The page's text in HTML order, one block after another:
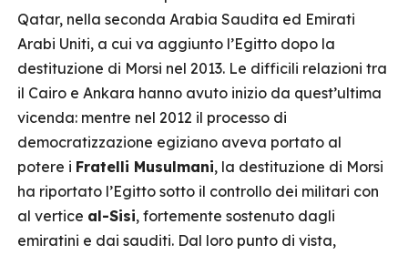
Qatar, nella seconda Arabia Saudita ed Emirati
Arabi Uniti, a cui va aggiunto l’Egitto dopo la
destituzione di Morsi nel 2013. Le difficili relazioni tra
il Cairo e Ankara hanno avuto inizio da quest’ultima
vicenda: mentre nel 2012 il processo di
democratizzazione egiziano aveva portato al
potere i Fratelli Musulmani, la destituzione di Morsi
ha riportato l’Egitto sotto il controllo dei militari con
al vertice al-Sisi, fortemente sostenuto dagli
emiratini e dai sauditi. Dal loro punto di vista,